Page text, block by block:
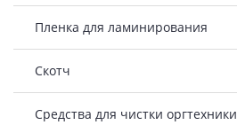
Пленка для ламинирования
Скотч
Средства для чистки оргтехники